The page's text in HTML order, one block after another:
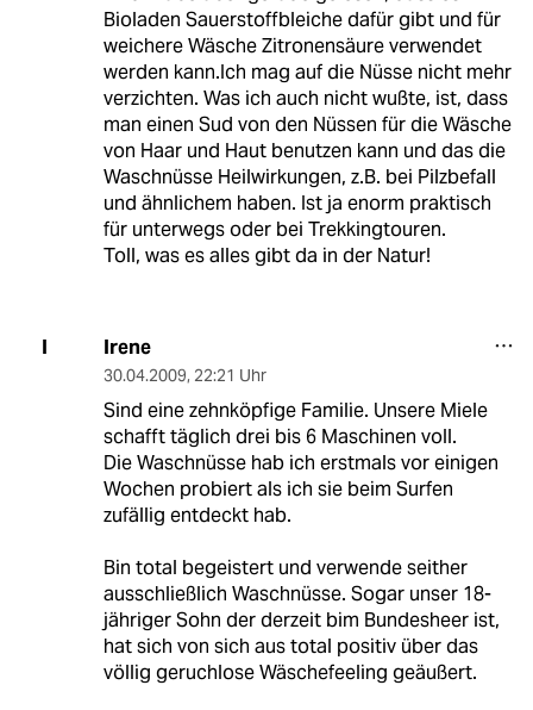
Bioladen Sauerstoffbleiche dafür gibt und für
weichere Wäsche Zitronensäure verwendet
werden kann.Ich mag auf die Nüsse nicht mehr
verzichten. Was ich auch nicht wußte, ist, dass
man einen Sud von den Nüssen für die Wäsche
von Haar und Haut benutzen kann und das die
Waschnüsse Heilwirkungen, z.B. bei Pilzbefall
und ähnlichem haben. Ist ja enorm praktisch
für unterwegs oder bei Trekkingtouren.
Toll, was es alles gibt da in der Natur!
I Irene
30.04.2009, 22:21 Uhr
Sind eine zehnköpfige Familie. Unsere Miele
schafft täglich drei bis 6 Maschinen voll.
Die Waschnüsse hab ich erstmals vor einigen
Wochen probiert als ich sie beim Surfen
zufällig entdeckt hab.
Bin total begeistert und verwende seither
ausschließlich Waschnüsse. Sogar unser 18-
jähriger Sohn der derzeit bim Bundesheer ist,
hat sich von sich aus total positiv über das
völlig geruchlose Wäschefeeling geäußert.